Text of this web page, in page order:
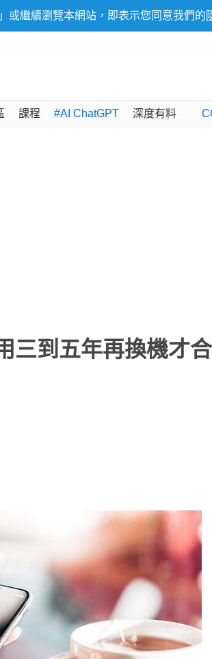
或繼續瀏覽本網站，即表示您同意我們的
課程 #AI ChatGPT 深度有料
三到五年再換機才